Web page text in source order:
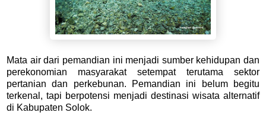
Mata air dari pemandian ini menjadi sumber kehidupan dan
perekonomian masyarakat setempat terutama sektor
pertanian dan perkebunan. Pemandian ini belum begitu
terkenal, tapi berpotensi menjadi destinasi wisata alternatif
di Kabupaten Solok.